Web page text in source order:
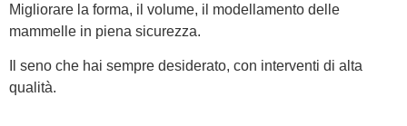
Migliorare la forma, il volume, il modellamento delle
mammelle in piena sicurezza.
Il seno che hai sempre desiderato, con interventi di alta
qualità.